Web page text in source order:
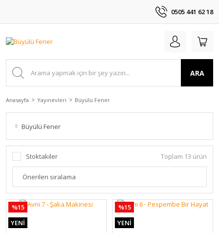
0505 441 62 18
ARA
Anasayfa Yayınevleri Büyülü Fener
Büyülü Fener
Stoktakiler Toplam 13 ürün
%15
YENİ
%15
YENİ